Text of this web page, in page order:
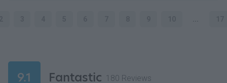
9.1 Fantastic 180 Reviews